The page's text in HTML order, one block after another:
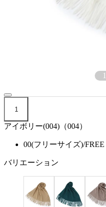
1
1
アイボリー(004)（004）
00(フリーサイズ)/FREE
バリエーション